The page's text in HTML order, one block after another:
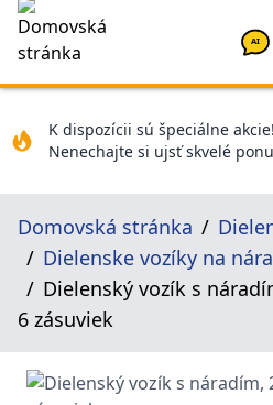
AI
K dispozícii sú špeciálne akcie!
Nenechajte si ujsť skvelé
Domovská stránka
Dielenske vozíky na
Dielenský vozík s
6 zásuviek